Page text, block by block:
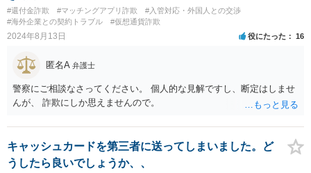
#還付金詐欺 #マッチングアプリ詐欺
#入管対応・外国人との交渉
#海外企業との契約トラブル
#仮想通貨詐欺
2024年8月13日 役にたった 16
匿名A 弁護士
警察にご相談なさってください。 個人的な見解ですし、断定はしませ
んが、 詐欺にしか思えませんので。
キャッシュカードを第三者に送ってしまいました。ど
うしたら良いでしょうか、、